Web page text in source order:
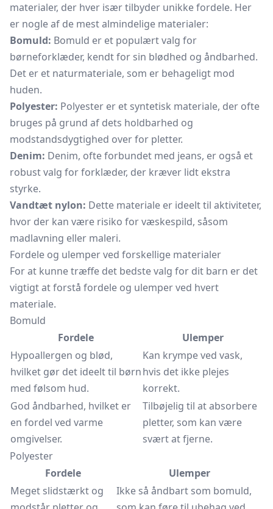
materialer, der hver især tilbyder unikke fordele. Her
er nogle af de mest almindelige materialer:
Bomuld: Bomuld er et populært valg for
børneforklæder, kendt for sin blødhed og åndbarhed.
Det er et naturmateriale, som er behageligt mod
huden.
Polyester: Polyester er et syntetisk materiale, der ofte
bruges på grund af dets holdbarhed og
modstandsdygtighed over for pletter.
Denim: Denim, ofte forbundet med jeans, er også et
robust valg for forklæder, der kræver lidt ekstra
styrke.
Vandtæt nylon: Dette materiale er ideelt til aktiviteter,
hvor der kan være risiko for væskespild, såsom
madlavning eller maleri.
Fordele og ulemper ved forskellige materialer
For at kunne træffe det bedste valg for dit barn er det
vigtigt at forstå fordele og ulemper ved hvert
materiale.
Bomuld
Fordele
Ulemper
Hypoallergen og blød,
hvilket gør det ideelt til børn
med følsom hud.
Kan krympe ved vask,
hvis det ikke plejes
korrekt.
God åndbarhed, hvilket er
en fordel ved varme
omgivelser.
Tilbøjelig til at absorbere
pletter, som kan være
svært at fjerne.
Polyester
Fordele
Ulemper
Meget slidstærkt og
Ikke så åndbart som bomuld,